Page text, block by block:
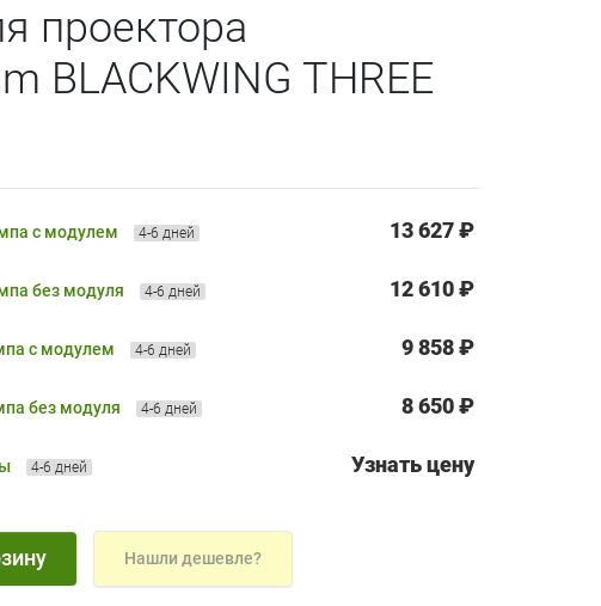
проектора
BLACKWING THREE
с модулем 4-6 дней 13 627 ₽
без модуля 4-6 дней 12 610 ₽
с модулем 4-6 дней 9 858 ₽
без модуля 4-6 дней 8 650 ₽
4-6 дней Узнать цену
Нашли дешевле?